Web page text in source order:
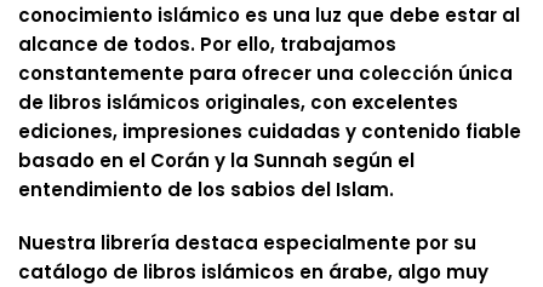
conocimiento islámico es una luz que debe estar al
alcance de todos. Por ello, trabajamos
constantemente para ofrecer una colección única
de libros islámicos originales, con excelentes
ediciones, impresiones cuidadas y contenido fiable
basado en el Corán y la Sunnah según el
entendimiento de los sabios del Islam.
Nuestra librería destaca especialmente por su
catálogo de libros islámicos en árabe, algo muy